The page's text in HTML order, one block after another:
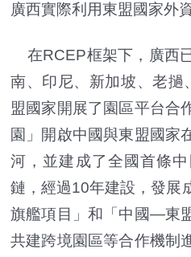
廣西實際利用東盟國家外
在RCEP框架下，廣西
南、印尼、新加坡、老撾
盟國家開展了園區平台合
園」開啟中國與東盟國家
河，並建成了全國首條
鏈，經過10年建設，發展
旗艦項目」和「中國—東
共建跨境園區等合作機制